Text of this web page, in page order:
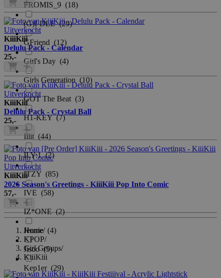
FROMIS_9 (18)
(G)I-DLE(29)
GFriend (12)
Girl's Day (4)
Girls Generation (10)
GOT The Beat (3)
H1-KEY(7)
Illit (44)
ILY:1(2)
ITZY (85)
IVE (58)
IZ*ONE(2)
Jennie (4)
Jisoo(5)
Kep1er (29)
Uitverkocht
KiiiKiii
Delulu Pack - Calendar
25,-
Uitverkocht
KiiiKiii
Delulu Pack - Crystal Ball
25,-
Uitverkocht
KiiiKiii
2026 Season's Greetings - KiiiKiii Pop Into Comic
57,-
Home/
KPOP/
Girl Groups/
KiiiKiii